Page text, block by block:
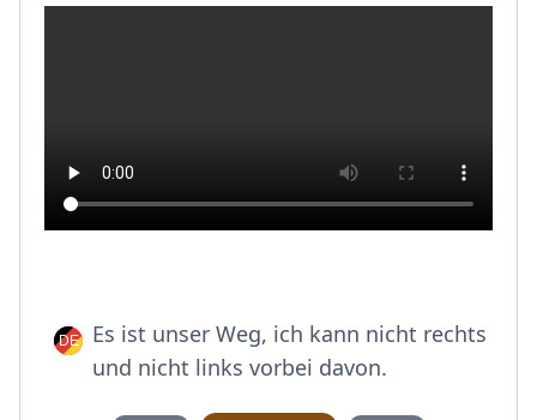
Es ist unser Weg, ich kann nicht rechts
und nicht links vorbei davon.